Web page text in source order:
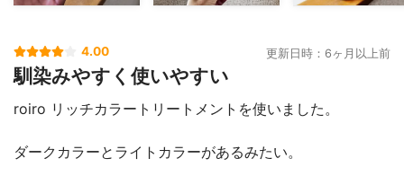
4.00 更新日時：6ヶ月以上前
馴染みやすく使いやすい
roiro リッチカラートリートメントを使いました。
ダークカラーとライトカラーがあるみたい。